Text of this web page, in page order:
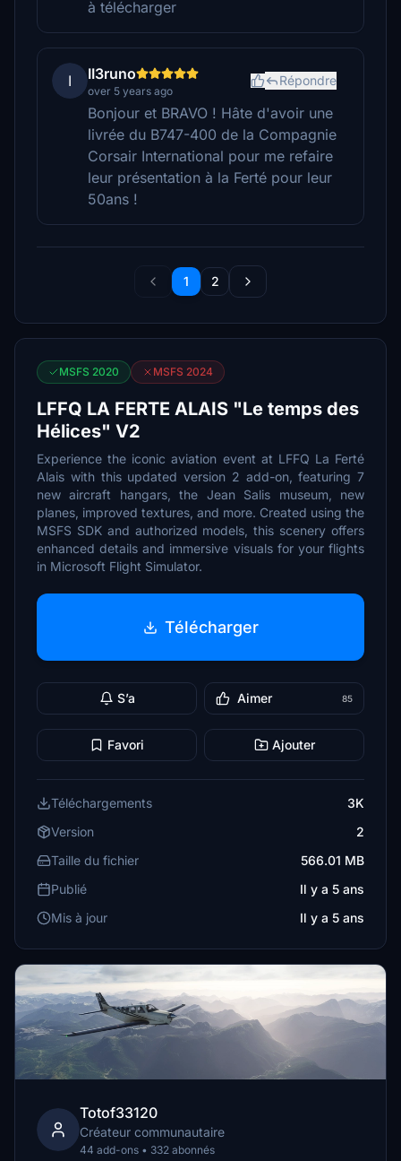
à télécharger
I II3runo
over 5 years ago
Répondre
Bonjour et BRAVO ! Hâte d'avoir une
livrée du B747-400 de la Compagnie
Corsair International pour me refaire
leur présentation à la Ferté pour leur
50ans !
1 2
MSFS 2020 MSFS 2024
LFFQ LA FERTE ALAIS "Le temps des
Hélices" V2
Experience the iconic aviation event at LFFQ La Ferté
Alais with this updated version 2 add-on, featuring 7
new aircraft hangars, the Jean Salis museum, new
planes, improved textures, and more. Created using the
MSFS SDK and authorized models, this scenery offers
enhanced details and immersive visuals for your flights
in Microsoft Flight Simulator.
Télécharger
S’a Aimer 85
Favori Ajouter
Téléchargements
3K
Version
2
Taille du fichier
566.01 MB
Publié
Il y a 5 ans
Mis à jour
Il y a 5 ans
Totof33120
Créateur communautaire
44 add-ons • 332 abonnés